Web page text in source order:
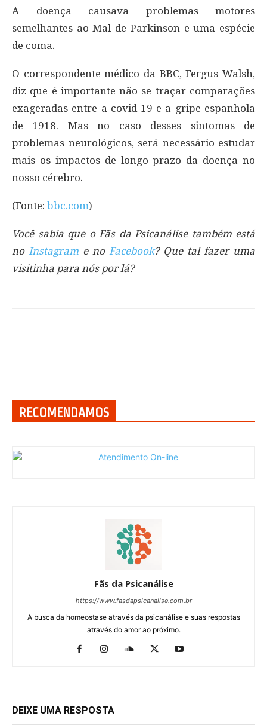
A doença causava problemas motores
semelhantes ao Mal de Parkinson e uma espécie
de coma.
O correspondente médico da BBC, Fergus Walsh,
diz que é importante não se traçar comparações
exageradas entre a covid-19 e a gripe espanhola
de 1918. Mas no caso desses sintomas de
problemas neurológicos, será necessário estudar
mais os impactos de longo prazo da doença no
nosso cérebro.
(Fonte: bbc.com)
Você sabia que o Fãs da Psicanálise também está
no Instagrame no Facebook? Que tal fazer uma
visitinha para nós por lá?
RECOMENDAMOS
Fãs da Psicanálise
https://www.fasdapsicanalise.com.br
A busca da homeostase através da psicanálise e suas respostas
através do amor ao próximo.
DEIXE UMA RESPOSTA